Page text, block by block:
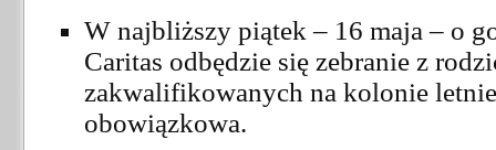
W najbliższy piątek – 16 maja – o
Caritas odbędzie się zebranie z
zakwalifikowanych na kolonie
obowiązkowa.